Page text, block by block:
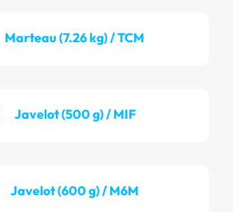
Marteau (7.26 kg) / TCM
Javelot (500 g) / MIF
Javelot (600 g) / M6M